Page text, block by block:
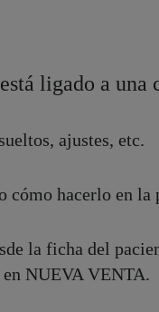
ligado a una
ajustes, etc.
cómo hacerlo en la
la ficha del
NUEVA VENTA.